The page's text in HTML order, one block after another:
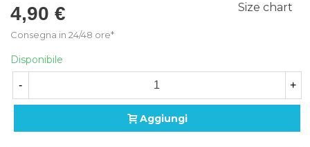
4,90 €
Consegna in 24/48 ore*
Size chart
Disponibile
- +
Aggiungi